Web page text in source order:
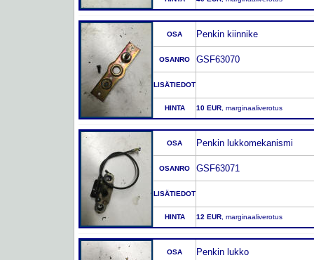
OSA Penkin kiinnike
OSANRO GSF63070
LISÄTIEDOT
HINTA 10 EUR , marginaaliverotus
OSA Penkin lukkomekanismi
OSANRO GSF63071
LISÄTIEDOT
HINTA 12 EUR , marginaaliverotus
OSA Penkin lukko